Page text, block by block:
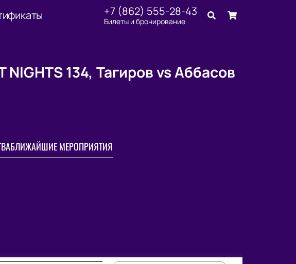
+7 (862) 555-28-43
Билеты и бронирование
134, Тагиров vs Аббасов
БЛИЖАЙШИЕ МЕРОПРИЯТИЯ